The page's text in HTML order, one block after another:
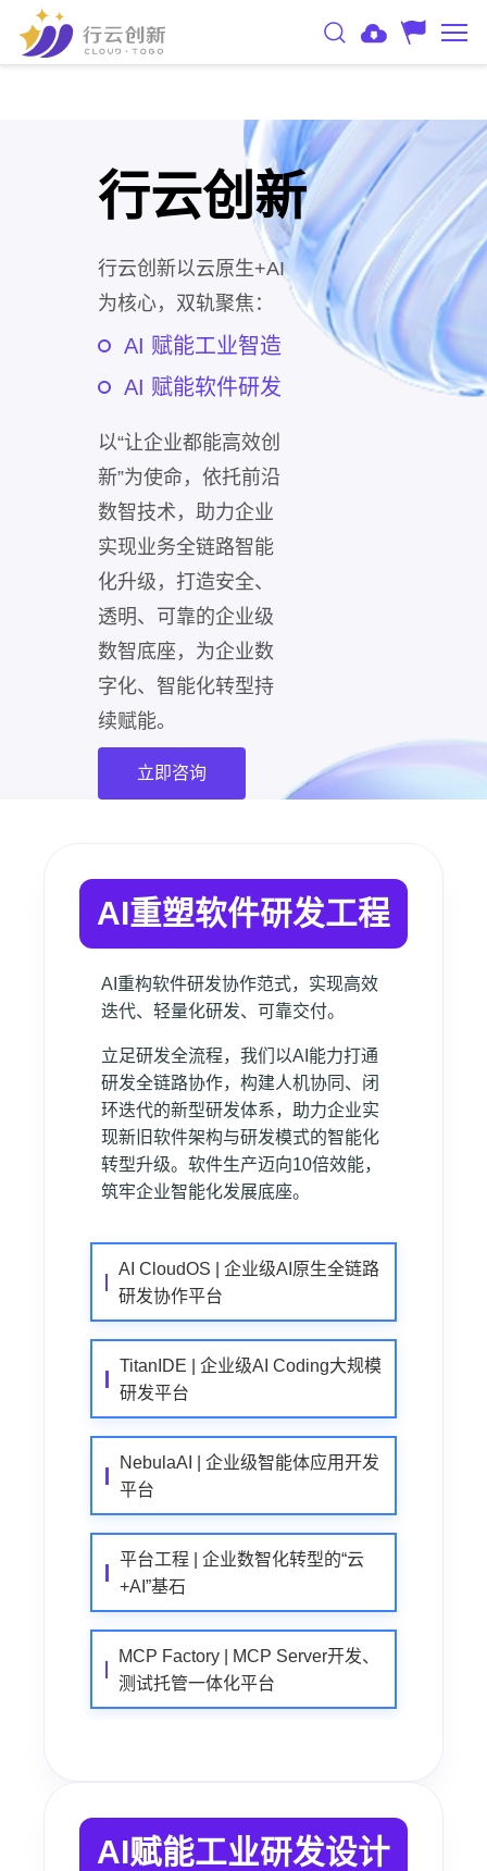
行云创新
行云创新以云原生+AI
为核心，双轨聚焦：
AI 赋能工业智造
AI 赋能软件研发
以“让企业都能高效创
新”为使命，依托前沿
数智技术，助力企业
实现业务全链路智能
化升级，打造安全、
透明、可靠的企业级
数智底座，为企业数
字化、智能化转型持
续赋能。
立即咨询
AI重塑软件研发工程
AI重构软件研发协作范式，实现高效
迭代、轻量化研发、可靠交付。
立足研发全流程，我们以AI能力打通
研发全链路协作，构建人机协同、闭
环迭代的新型研发体系，助力企业实
现新旧软件架构与研发模式的智能化
转型升级。软件生产迈向10倍效能，
筑牢企业智能化发展底座。
AI CloudOS | 企业级AI原生全链路
研发协作平台
TitanIDE | 企业级AI Coding大规模
研发平台
NebulaAI | 企业级智能体应用开发
平台
平台工程 | 企业数智化转型的“云
+AI”基石
MCP Factory | MCP Server开发、
测试托管一体化平台
AI赋能工业研发设计